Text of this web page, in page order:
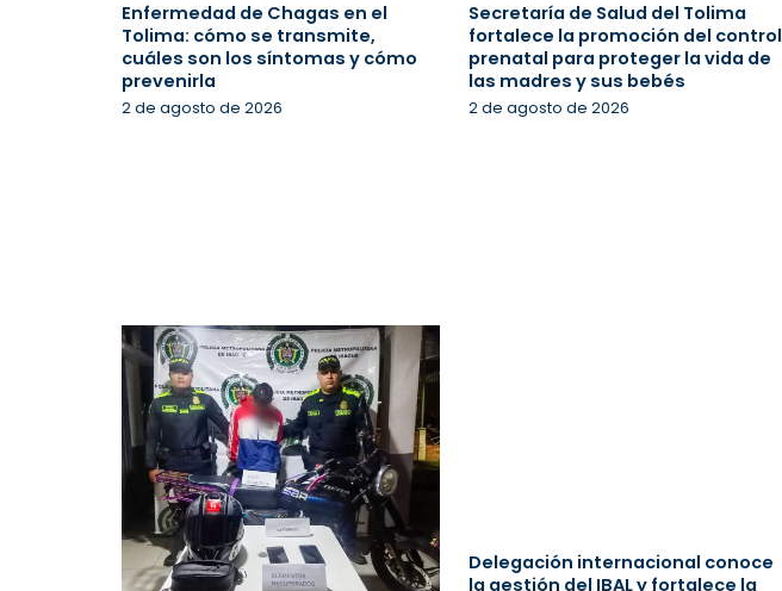
Enfermedad de Chagas en el
Tolima: cómo se transmite,
cuáles son los síntomas y cómo
prevenirla
2 de agosto de 2026
Secretaría de Salud del Tolima
fortalece la promoción del control
prenatal para proteger la vida de
las madres y sus bebés
2 de agosto de 2026
Delegación internacional conoce
la gestión del IBAL y fortalece la